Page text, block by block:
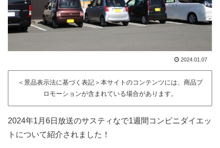
2024.01.07
＜景品表示法に基づく表記＞本サイトのコンテンツには、商品プ
ロモーションが含まれている場合があります。
2024年1月6日放送のサスティなで1週間コンビニダイエッ
トについて紹介されました！